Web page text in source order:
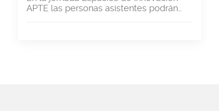
APTE las personas asistentes podrán…